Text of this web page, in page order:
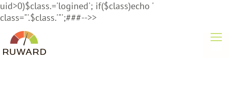
uid>0)$class.='logined'; if($class)echo '
class="'.$class.'"';###-->>